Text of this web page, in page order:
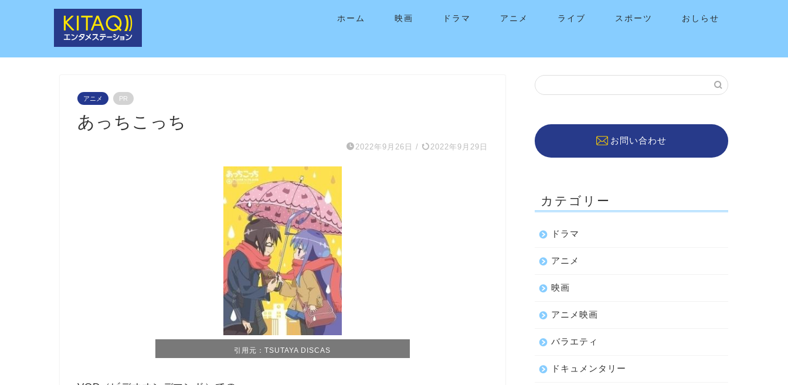
ホーム 映画 ドラマ アニメ ライブ スポーツ おしらせ
アニメ PR
あっちこっち
2022年9月26日 / 2022年9月29日
引用元：TSUTAYA DISCAS
お問い合わせ
カテゴリー
ドラマ
アニメ
映画
アニメ映画
バラエティ
ドキュメンタリー